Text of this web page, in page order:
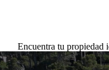
Encuentra tu propiedad